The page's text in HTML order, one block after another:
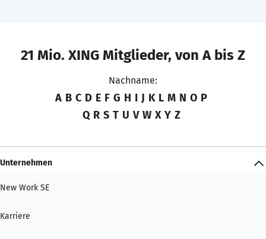
21 Mio. XING Mitglieder, von A bis Z
Nachname:
A B C D E F G H I J K L M N O P
Q R S T U V W X Y Z
Unternehmen
New Work SE
Karriere